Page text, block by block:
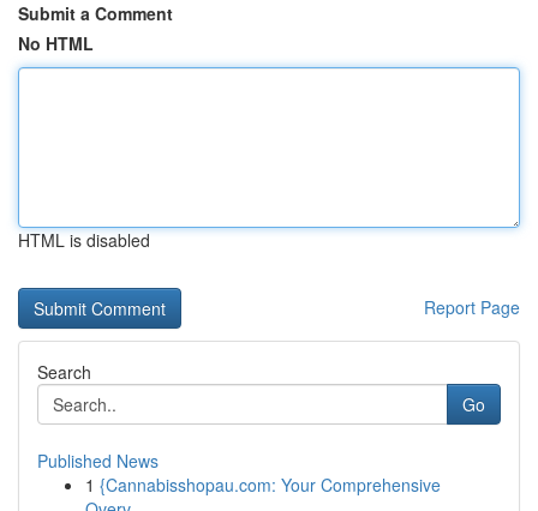
Submit a Comment
No HTML
HTML is disabled
Report Page
Search
Go
Published News
1 {Cannabisshopau.com: Your Comprehensive